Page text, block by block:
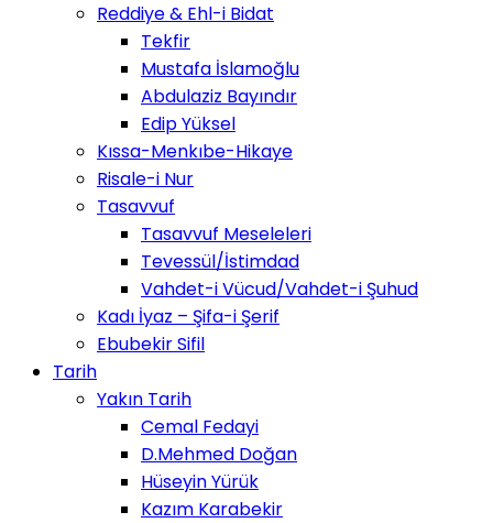
Reddiye & Ehl-i Bidat
Tekfir
Mustafa İslamoğlu
Abdulaziz Bayındır
Edip Yüksel
Kıssa-Menkıbe-Hikaye
Risale-i Nur
Tasavvuf
Tasavvuf Meseleleri
Tevessül/İstimdad
Vahdet-i Vücud/Vahdet-i Şuhud
Kadı İyaz – Şifa-i Şerif
Ebubekir Sifil
Tarih
Yakın Tarih
Cemal Fedayi
D.Mehmed Doğan
Hüseyin Yürük
Kazım Karabekir